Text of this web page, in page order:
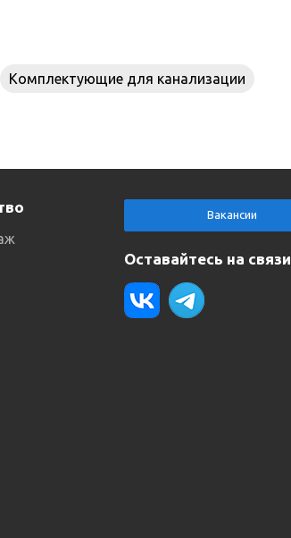
Комплектующие для канализации
Вакансии
Оставайтесь на связи